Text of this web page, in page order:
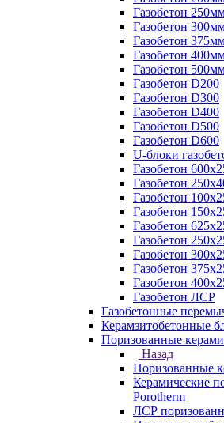
Газобетон
Газобетон
Газобетон
Газобетон
Газобетон
Газобетон D200
Газобетон D300
Газобетон D400
Газобетон D500
Газобетон D600
U-блоки
Газобетон
Газобетон
Газобетон
Газобетон
Газобетон
Газобетон
Газобетон
Газобетон
Газобетон
Газобетон ЛСР
Газобетонные
Керамзитобетонные
Поризованные
Назад
Поризованные
Керамические
Porotherm
ЛСР